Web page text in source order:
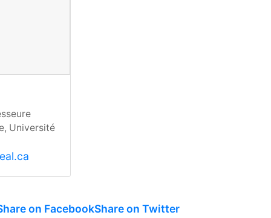
Université
on FacebookShare on Twitter